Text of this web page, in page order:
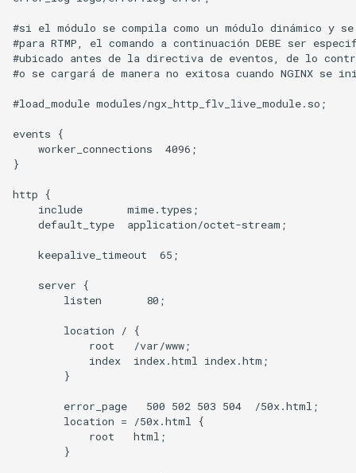
#si el módulo se compila como un módulo dinámico y
#para RTMP, el comando a continuación DEBE ser
#ubicado antes de la directiva de eventos, de lo
#o se cargará de manera no exitosa cuando NGINX se
#load_module modules/ngx_http_flv_live_module.so;
events {
    worker_connections  4096;
}
http {
    include       mime.types;
    default_type  application/octet-stream;
    keepalive_timeout  65;
    server {
        listen       80;
        location / {
            root   /var/www;
            index  index.html index.htm;
        }
        error_page   500 502 503 504  /50x.html;
        location = /50x.html {
            root   html;
        }